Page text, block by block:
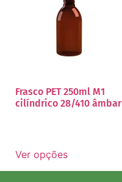
Frasco PET 250ml M1
cilíndrico 28/410 âmbar
Ver opções